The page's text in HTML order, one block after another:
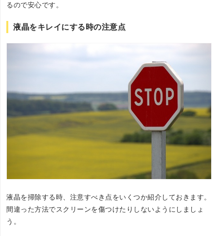
るので安心です。
液晶をキレイにする時の注意点
液晶を掃除する時、注意すべき点をいくつか紹介しておきます。
間違った方法でスクリーンを傷つけたりしないようにしましょ
う。